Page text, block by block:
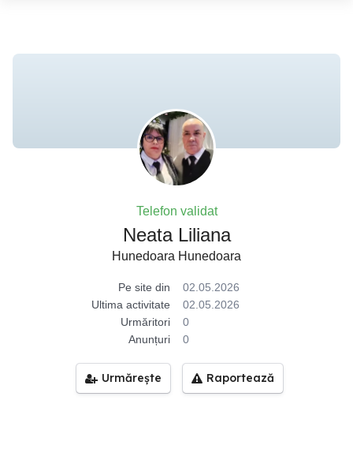
Telefon validat
Neata Liliana
Hunedoara Hunedoara
Pe site din
02.05.2026
Ultima activitate
02.05.2026
Urmăritori
0
Anunțuri
0
Urmărește Raportează